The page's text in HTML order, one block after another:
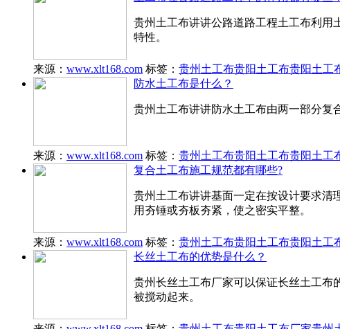
贵州土工布讲讲公路道路工程土工布利用
特性。
来源： www.xlt168.com 标签： 贵州土工布贵阳土工布贵阳土工
防水土工布是什么？
贵州土工布讲讲防水土工布由两一部分复
来源： www.xlt168.com 标签： 贵州土工布贵阳土工布贵阳土工
复合土工布施工规范都有哪些?
贵州土工布讲讲基面一定在按设计要求清
用夯锤或夯板夯紧，使之密实平整。
来源： www.xlt168.com 标签： 贵州土工布贵阳土工布贵阳土工
长丝土工布的优势是什么？
贵州长丝土工布厂家可以保证长丝土工布
被搅动起来。